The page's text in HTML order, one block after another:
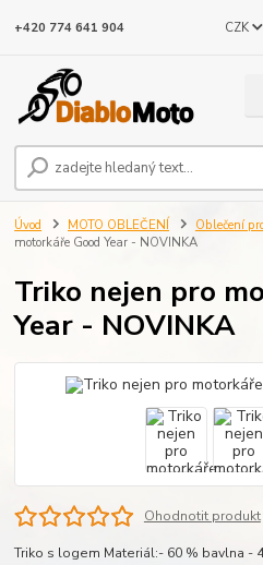
CZK
+420 774 641 904
Úvod MOTO OBLEČENÍ Oblečení
motorkáře Good Year - NOVINKA
Triko nejen pro
Year - NOVINKA
Ohodnotit produkt
Triko s logem Materiál:- 60 % bavlna -